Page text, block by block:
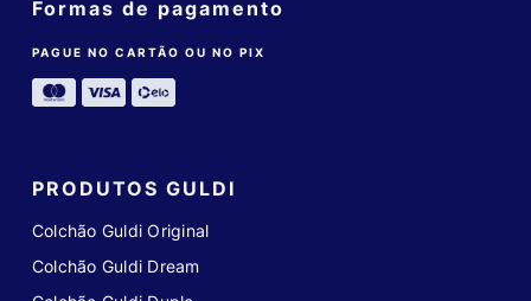
Formas de pagamento
PAGUE NO CARTÃO OU NO PIX
PRODUTOS GULDI
Colchão Guldi Original
Colchão Guldi Dream